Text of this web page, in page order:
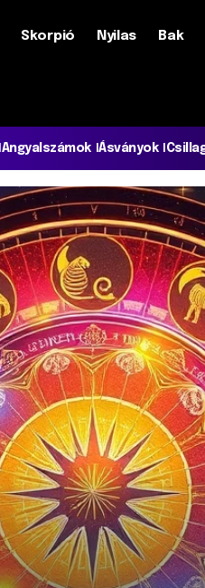
Skorpió Nyilas Bak
Angyalszámok Ásványok